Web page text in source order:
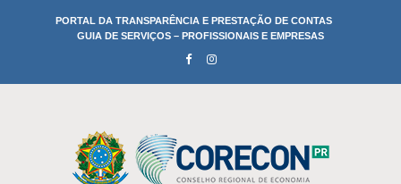
PORTAL DA TRANSPARÊNCIA E PRESTAÇÃO DE CONTAS
GUIA DE SERVIÇOS – PROFISSIONAIS E EMPRESAS